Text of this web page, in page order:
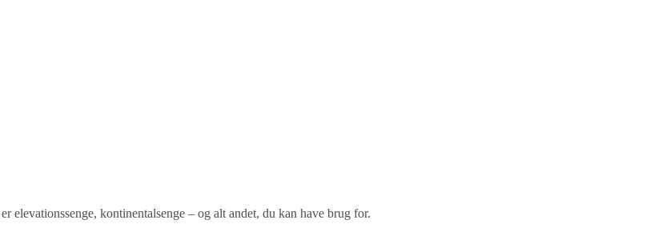
elevationssenge, kontinentalsenge – og alt andet, du kan have brug for.